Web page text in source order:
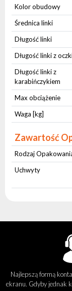
Kolor obudowy
Średnica linki
Długość linki
Długość linki z
Długość linki z
karabińczykiem
Max obciążenie
Waga [kg]
Zawartość
Rodzaj
Uchwyty
Najlepszą formą
ekranu. Gdyby jednak